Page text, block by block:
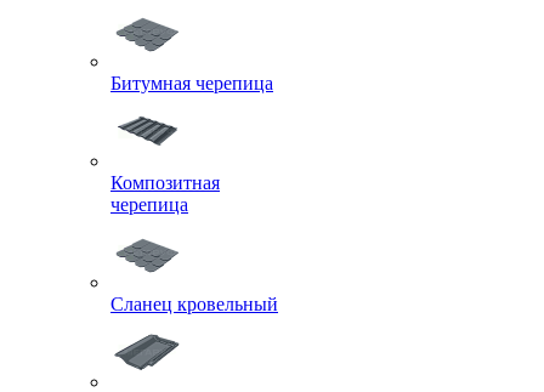
Битумная черепица
Композитная
черепица
Сланец кровельный